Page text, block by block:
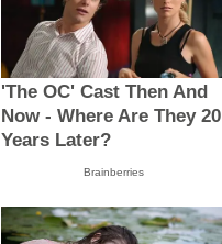
'The OC' Cast Then And
Now - Where Are They 20
Years Later?
Brainberries